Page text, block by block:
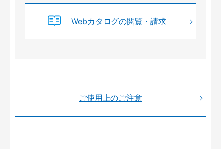
Webカタログの閲覧・請求
ご使用上のご注意